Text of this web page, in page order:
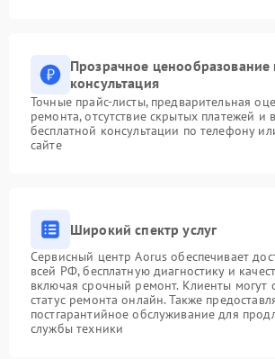
Прозрачное ценообразование
консультация
Точные прайс-листы, предварительная
ремонта, отсутствие скрытых платежей и
бесплатной консультации по телефону
сайте
Широкий спектр услуг
Сервисный центр Aorus обеспечивает
всей РФ, бесплатную диагностику и
включая срочный ремонт. Клиенты могут
статус ремонта онлайн. Также
постгарантийное обслуживание для
службы техники